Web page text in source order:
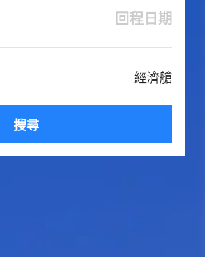
回程日期
經濟艙
搜尋